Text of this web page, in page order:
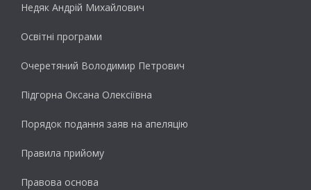
Недяк Андрій Михайлович
Освітні програми
Очеретяний Володимир Петрович
Підгорна Оксана Олексіївна
Порядок подання заяв на апеляцію
Правила прийому
Правова основа